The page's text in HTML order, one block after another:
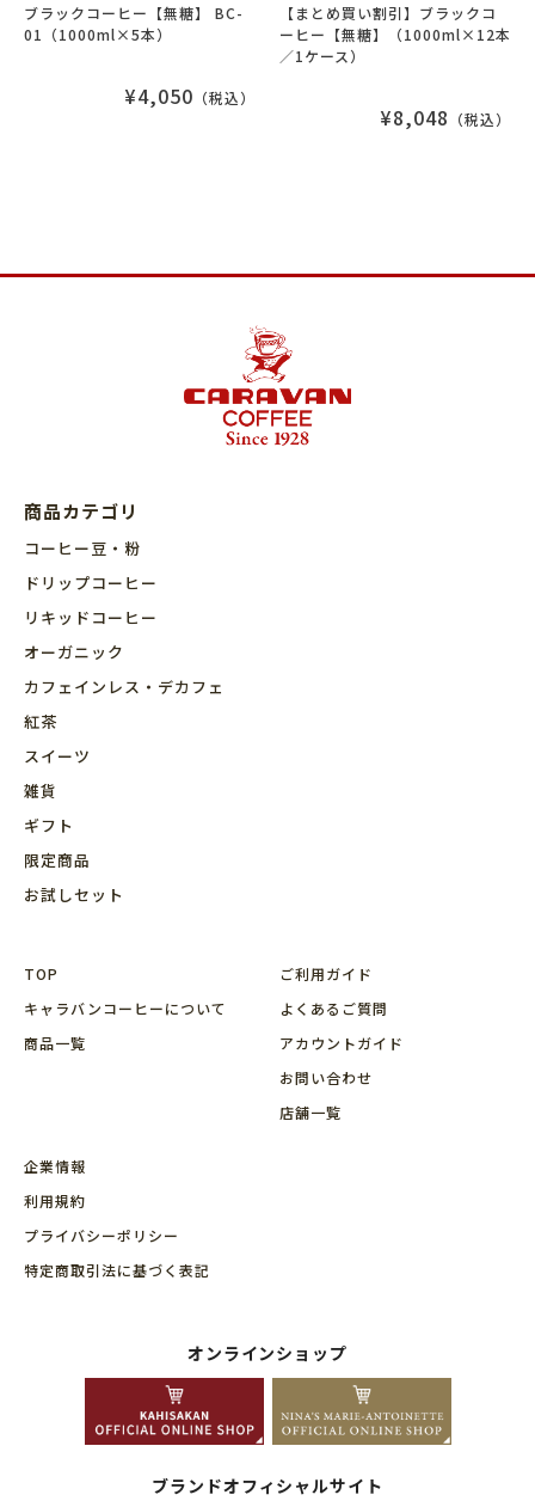
ブラックコーヒー【無糖】 BC-
01（1000ml×5本）
¥4,050 （税込）
【まとめ買い割引】ブラックコ
ーヒー【無糖】（1000ml×12本
／1ケース）
¥8,048 （税込）
商品カテゴリ
コーヒー豆・粉
ドリップコーヒー
リキッドコーヒー
オーガニック
カフェインレス・デカフェ
紅茶
スイーツ
雑貨
ギフト
限定商品
お試しセット
TOP
キャラバンコーヒーについて
商品⼀覧
ご利用ガイド
よくあるご質問
アカウントガイド
お問い合わせ
店舗⼀覧
企業情報
利用規約
プライバシーポリシー
特定商取引法に基づく表記
オンラインショップ
ブランドオフィシャルサイト